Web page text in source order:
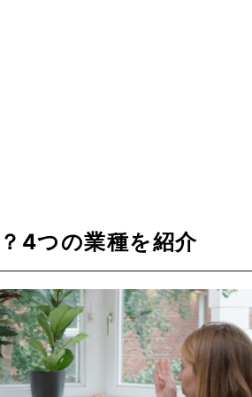
4つの業種を紹介